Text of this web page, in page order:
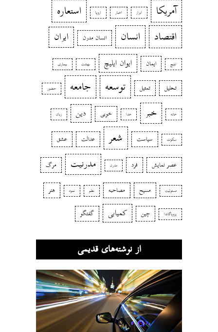
آمریکا ابزار اخبار اروپا
استعاره
اقتصاد
انسان انسان مدرن ایران
ایلیچ ایمان ایوان ایلیچ بهشت بیماری
تحلیل تمثیل توسعه جامعه حضور
خانه خبر خدا خوبی دین زبان
سکوت سیاست شعر عدالت عشق
عصر نمایش فرد مدرن مدرنیت مرگ
مسئولیت مسیح مصاحبه نظم نمود هنر
پروپاگاندا چین کمیابی گفتگو
از نوشته‌های قدیمی